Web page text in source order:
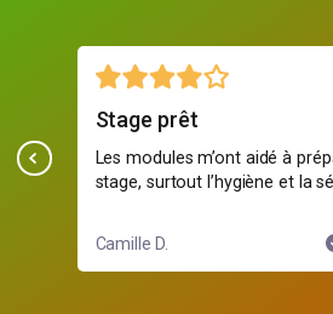
Stage prêt
Les modules m’ont aidé à
stage, surtout l’hygiène et la
Camille D.